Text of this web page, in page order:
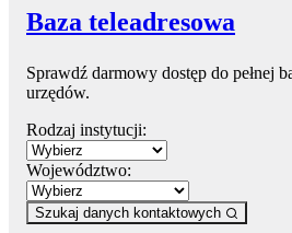
Baza teleadresowa
Sprawdź darmowy dostęp do pełnej
urzędów.
Rodzaj instytucji:
Województwo:
Szukaj danych kontaktowych